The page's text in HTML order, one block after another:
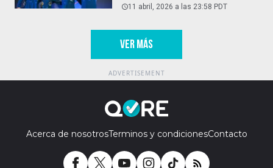
11 abril, 2026 a las 23:58 PDT
VER MÁS
Acerca de nosotrosTerminos y condicionesContacto